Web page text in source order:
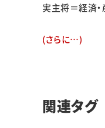
実主将＝経済・
(さらに…)
関連タグ